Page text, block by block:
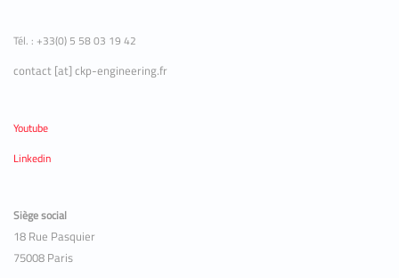
Tél. : +33(0) 5 58 03 19 42
contact [at] ckp-engineering.fr
Youtube
Linkedin
Siège social
18 Rue Pasquier
75008 Paris